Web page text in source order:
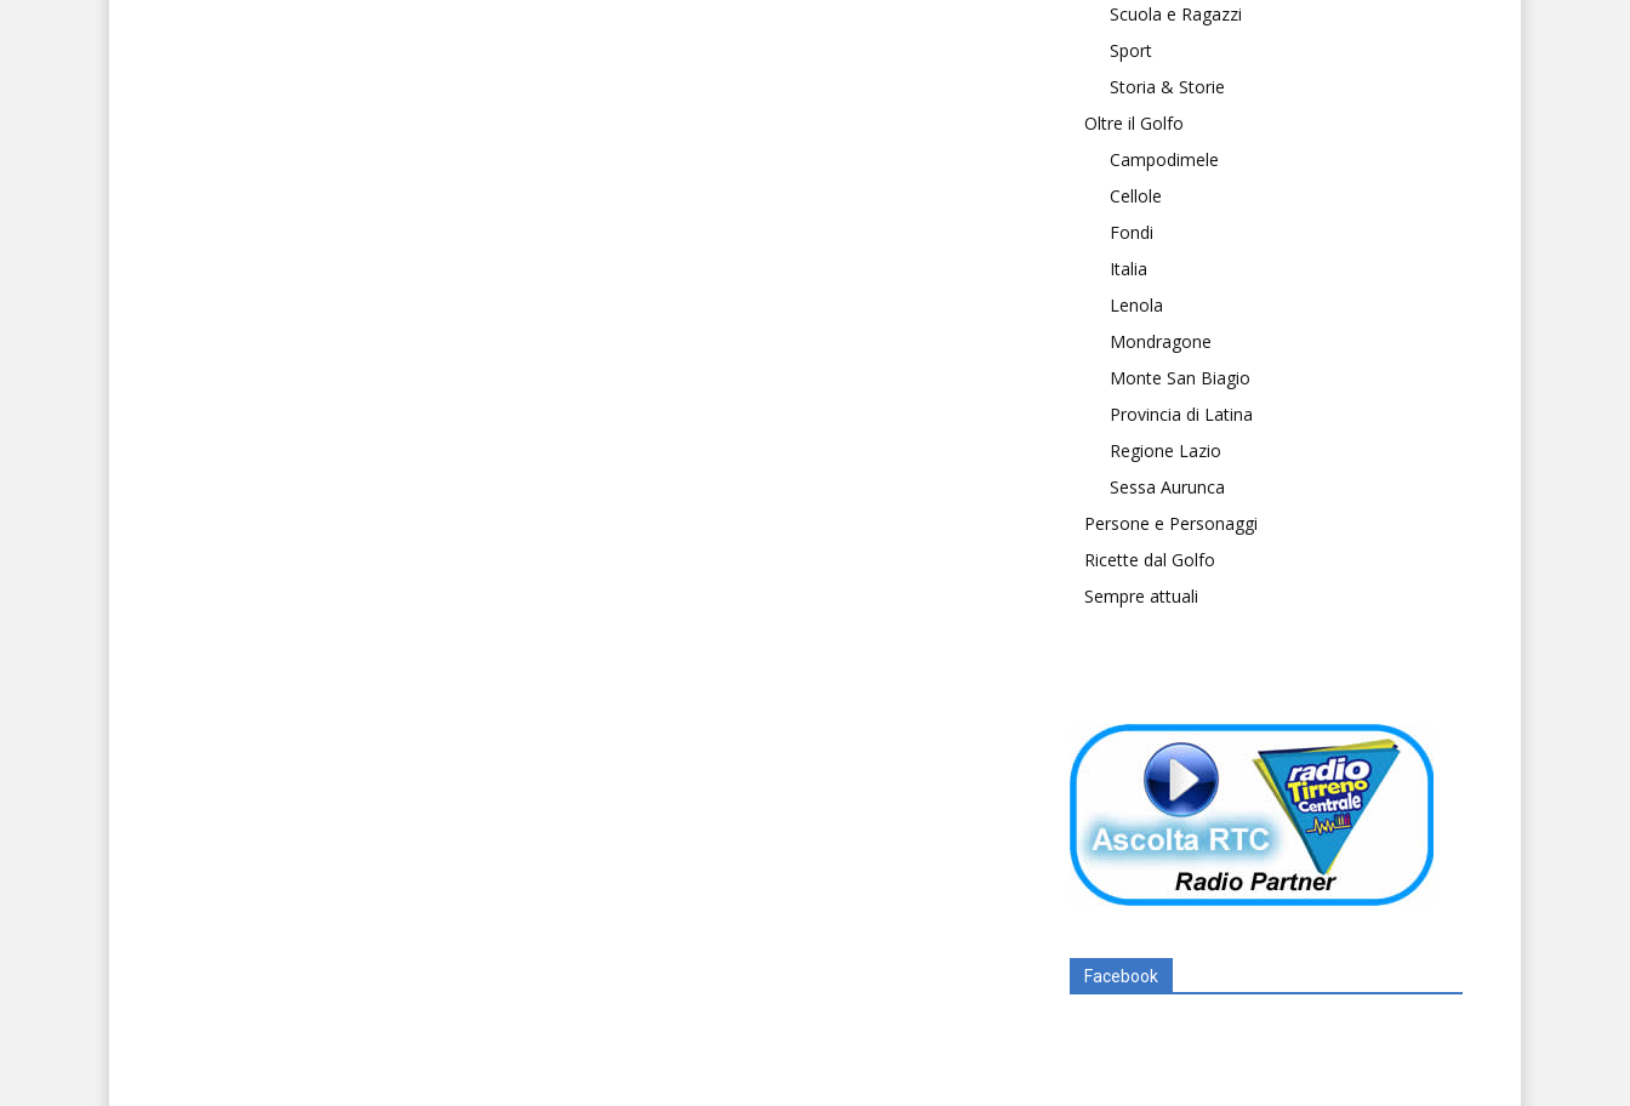
Scuola e Ragazzi
Sport
Storia & Storie
Oltre il Golfo
Campodimele
Cellole
Fondi
Italia
Lenola
Mondragone
Monte San Biagio
Provincia di Latina
Regione Lazio
Sessa Aurunca
Persone e Personaggi
Ricette dal Golfo
Sempre attuali
Facebook